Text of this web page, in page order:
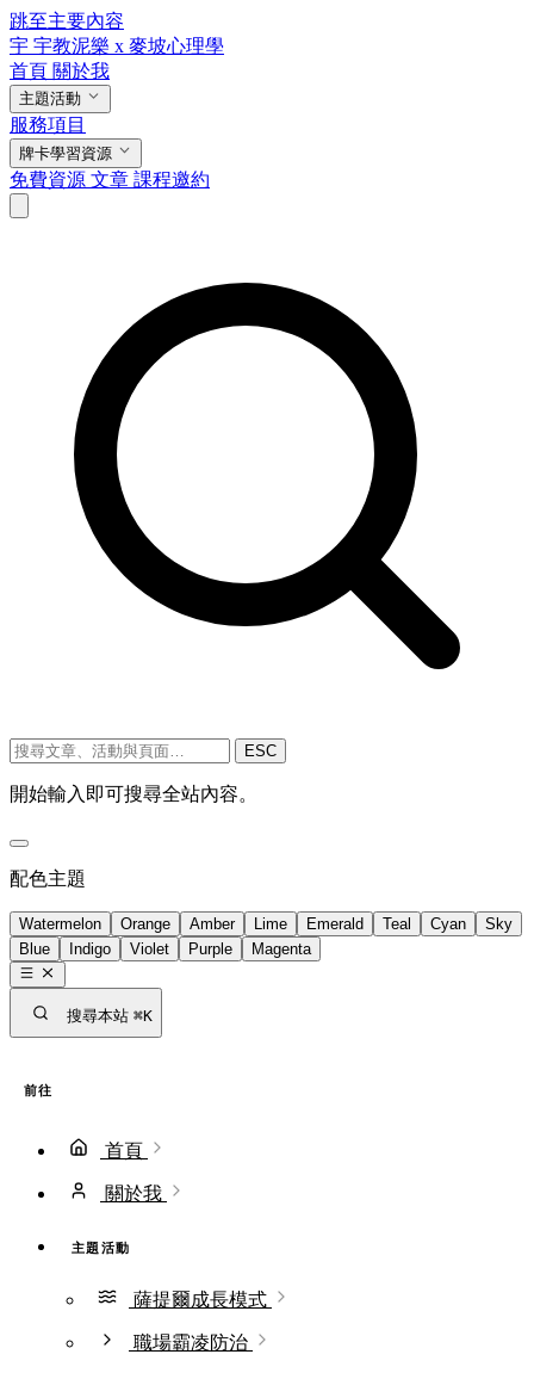
跳至主要內容
宇 宇教泥樂 x 麥坡心理學
首頁 關於我
主題活動
服務項目
牌卡學習資源
免費資源 文章 課程邀約
ESC
開始輸入即可搜尋全站內容。
配色主題
Watermelon Orange Amber Lime Emerald Teal Cyan
Sky
Blue
Indigo Violet Purple Magenta
搜尋本站 ⌘K
前往
首頁
關於我
主題活動
薩提爾成長模式
職場霸凌防治